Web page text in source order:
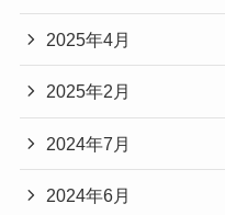
2025年4月
2025年2月
2024年7月
2024年6月